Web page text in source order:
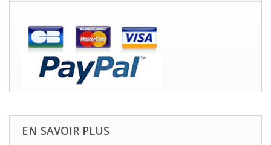
EN SAVOIR PLUS